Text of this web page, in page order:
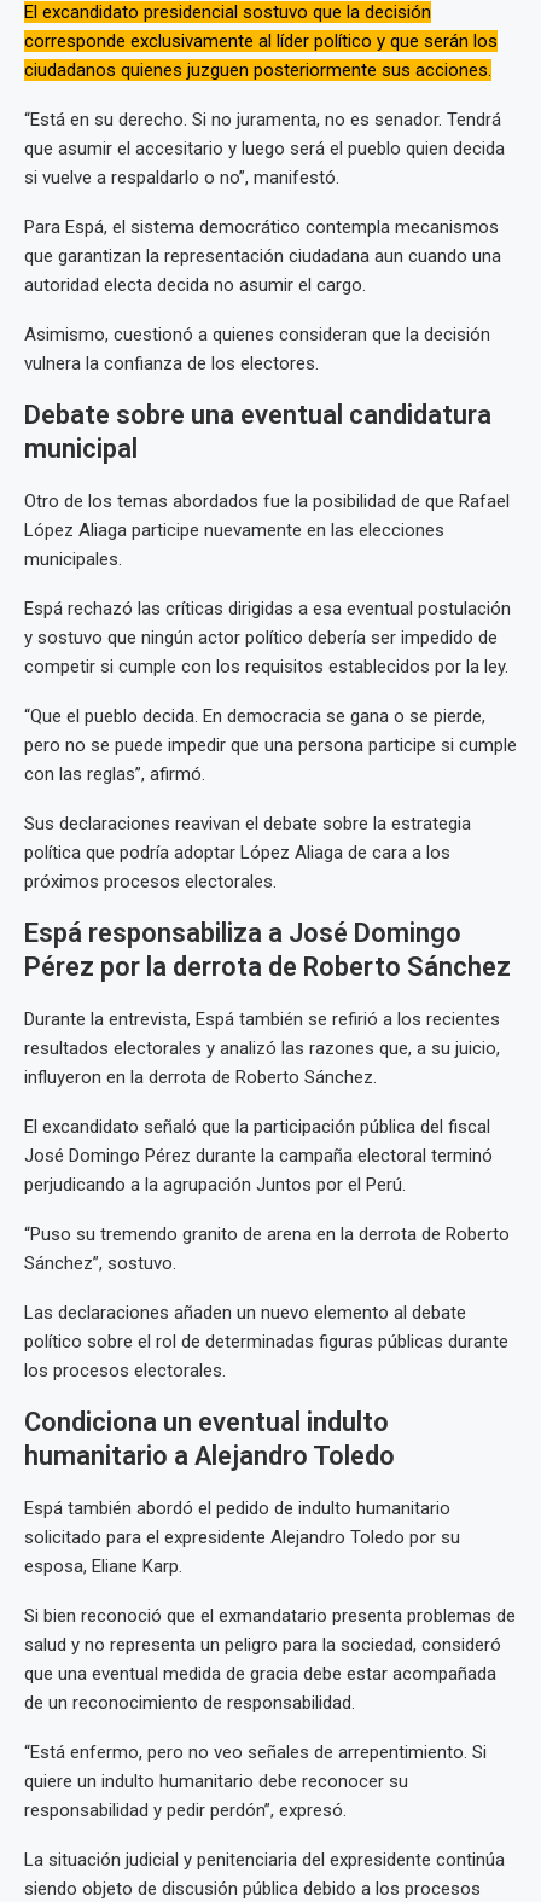
El excandidato presidencial sostuvo que la decisión
corresponde exclusivamente al líder político y que serán los
ciudadanos quienes juzguen posteriormente sus acciones.
“Está en su derecho. Si no juramenta, no es senador. Tendrá
que asumir el accesitario y luego será el pueblo quien decida
si vuelve a respaldarlo o no”, manifestó.
Para Espá, el sistema democrático contempla mecanismos
que garantizan la representación ciudadana aun cuando una
autoridad electa decida no asumir el cargo.
Asimismo, cuestionó a quienes consideran que la decisión
vulnera la confianza de los electores.
Debate sobre una eventual candidatura
municipal
Otro de los temas abordados fue la posibilidad de que Rafael
López Aliaga participe nuevamente en las elecciones
municipales.
Espá rechazó las críticas dirigidas a esa eventual postulación
y sostuvo que ningún actor político debería ser impedido de
competir si cumple con los requisitos establecidos por la ley.
“Que el pueblo decida. En democracia se gana o se pierde,
pero no se puede impedir que una persona participe si cumple
con las reglas”, afirmó.
Sus declaraciones reavivan el debate sobre la estrategia
política que podría adoptar López Aliaga de cara a los
próximos procesos electorales.
Espá responsabiliza a José Domingo
Pérez por la derrota de Roberto Sánchez
Durante la entrevista, Espá también se refirió a los recientes
resultados electorales y analizó las razones que, a su juicio,
influyeron en la derrota de Roberto Sánchez.
El excandidato señaló que la participación pública del fiscal
José Domingo Pérez durante la campaña electoral terminó
perjudicando a la agrupación Juntos por el Perú.
“Puso su tremendo granito de arena en la derrota de Roberto
Sánchez”, sostuvo.
Las declaraciones añaden un nuevo elemento al debate
político sobre el rol de determinadas figuras públicas durante
los procesos electorales.
Condiciona un eventual indulto
humanitario a Alejandro Toledo
Espá también abordó el pedido de indulto humanitario
solicitado para el expresidente Alejandro Toledo por su
esposa, Eliane Karp.
Si bien reconoció que el exmandatario presenta problemas de
salud y no representa un peligro para la sociedad, consideró
que una eventual medida de gracia debe estar acompañada
de un reconocimiento de responsabilidad.
“Está enfermo, pero no veo señales de arrepentimiento. Si
quiere un indulto humanitario debe reconocer su
responsabilidad y pedir perdón”, expresó.
La situación judicial y penitenciaria del expresidente continúa
siendo objeto de discusión pública debido a los procesos